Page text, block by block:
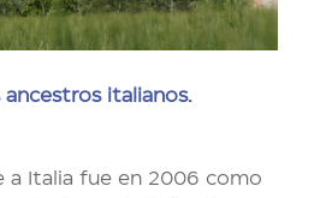
ancestros italianos.
a Italia fue en 2006 como